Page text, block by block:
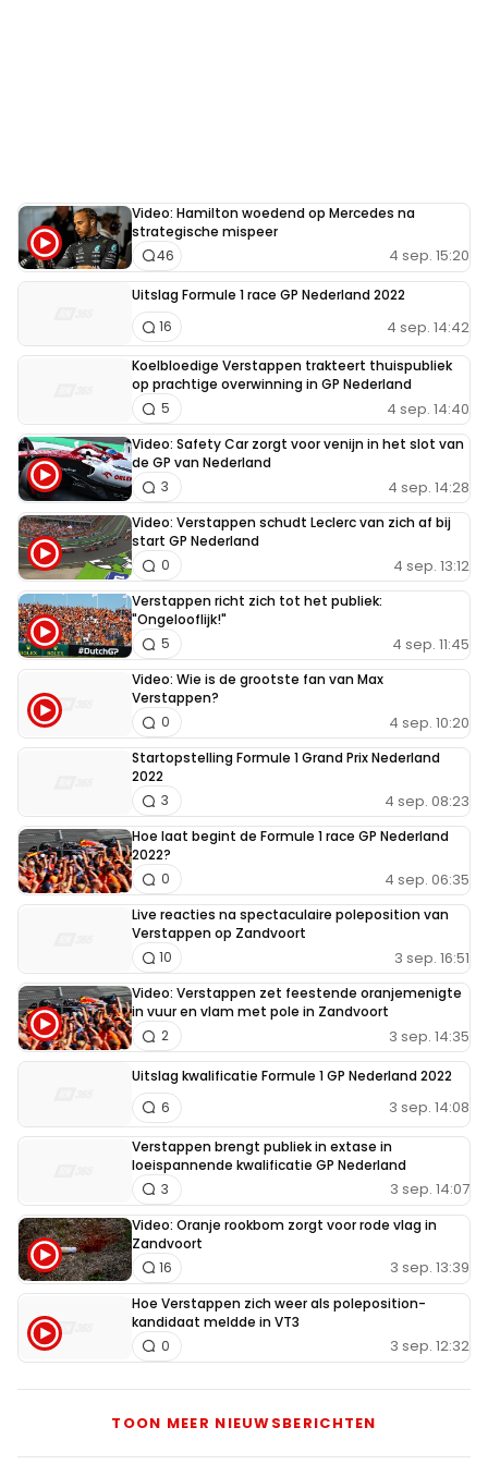
Video: Hamilton woedend op Mercedes na
strategische mispeer
4 sep. 15:20
46
Uitslag Formule 1 race GP Nederland 2022
4 sep. 14:42
16
Koelbloedige Verstappen trakteert thuispubliek
op prachtige overwinning in GP Nederland
4 sep. 14:40
5
Video: Safety Car zorgt voor venijn in het slot van
de GP van Nederland
4 sep. 14:28
3
Video: Verstappen schudt Leclerc van zich af bij
start GP Nederland
4 sep. 13:12
0
Verstappen richt zich tot het publiek:
"Ongelooflijk!"
4 sep. 11:45
5
Video: Wie is de grootste fan van Max
Verstappen?
4 sep. 10:20
0
Startopstelling Formule 1 Grand Prix Nederland
2022
4 sep. 08:23
3
Hoe laat begint de Formule 1 race GP Nederland
2022?
4 sep. 06:35
0
Live reacties na spectaculaire poleposition van
Verstappen op Zandvoort
3 sep. 16:51
10
Video: Verstappen zet feestende oranjemenigte
in vuur en vlam met pole in Zandvoort
3 sep. 14:35
2
Uitslag kwalificatie Formule 1 GP Nederland 2022
3 sep. 14:08
6
Verstappen brengt publiek in extase in
loeispannende kwalificatie GP Nederland
3 sep. 14:07
3
Video: Oranje rookbom zorgt voor rode vlag in
Zandvoort
3 sep. 13:39
16
Hoe Verstappen zich weer als poleposition-
kandidaat meldde in VT3
3 sep. 12:32
0
TOON MEER NIEUWSBERICHTEN